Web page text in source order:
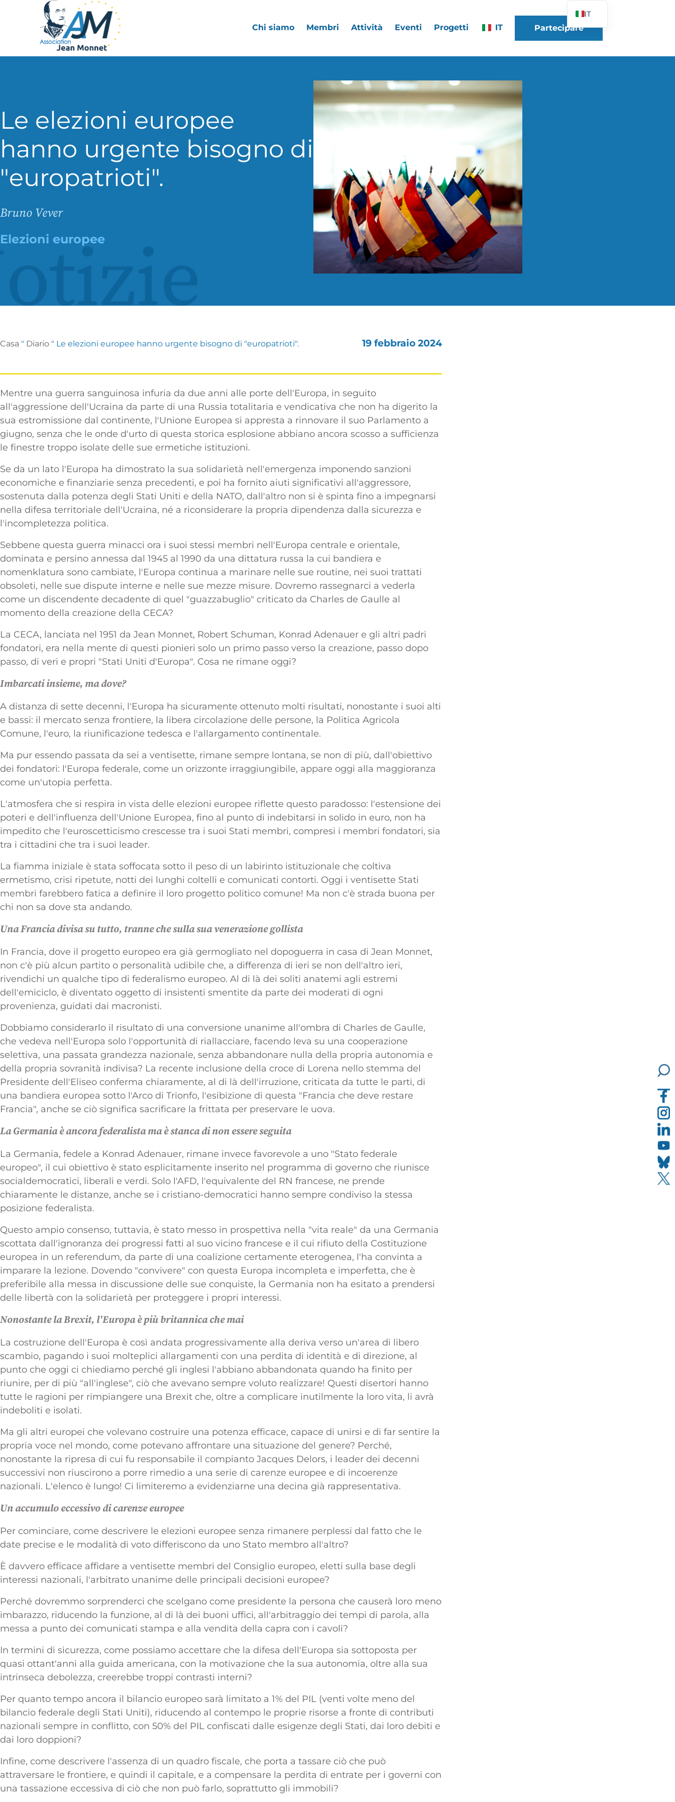
Chi siamo Membri Attività Eventi Progetti IT Partecipare
Le elezioni europee
hanno urgente bisogno di
"europatrioti".
Bruno Vever
Elezioni europee
Casa " Diario " Le elezioni europee hanno urgente bisogno di "europatrioti". 19 febbraio 2024
Mentre una guerra sanguinosa infuria da due anni alle porte dell'Europa, in seguito
all'aggressione dell'Ucraina da parte di una Russia totalitaria e vendicativa che non ha digerito la
sua estromissione dal continente, l'Unione Europea si appresta a rinnovare il suo Parlamento a
giugno, senza che le onde d'urto di questa storica esplosione abbiano ancora scosso a sufficienza
le finestre troppo isolate delle sue ermetiche istituzioni.
Se da un lato l'Europa ha dimostrato la sua solidarietà nell'emergenza imponendo sanzioni
economiche e finanziarie senza precedenti, e poi ha fornito aiuti significativi all'aggressore,
sostenuta dalla potenza degli Stati Uniti e della NATO, dall'altro non si è spinta fino a impegnarsi
nella difesa territoriale dell'Ucraina, né a riconsiderare la propria dipendenza dalla sicurezza e
l'incompletezza politica.
Sebbene questa guerra minacci ora i suoi stessi membri nell'Europa centrale e orientale,
dominata e persino annessa dal 1945 al 1990 da una dittatura russa la cui bandiera e
nomenklatura sono cambiate, l'Europa continua a marinare nelle sue routine, nei suoi trattati
obsoleti, nelle sue dispute interne e nelle sue mezze misure. Dovremo rassegnarci a vederla
come un discendente decadente di quel "guazzabuglio" criticato da Charles de Gaulle al
momento della creazione della CECA?
La CECA, lanciata nel 1951 da Jean Monnet, Robert Schuman, Konrad Adenauer e gli altri padri
fondatori, era nella mente di questi pionieri solo un primo passo verso la creazione, passo dopo
passo, di veri e propri "Stati Uniti d'Europa". Cosa ne rimane oggi?
Imbarcati insieme, ma dove?
A distanza di sette decenni, l'Europa ha sicuramente ottenuto molti risultati, nonostante i suoi alti
e bassi: il mercato senza frontiere, la libera circolazione delle persone, la Politica Agricola
Comune, l'euro, la riunificazione tedesca e l'allargamento continentale.
Ma pur essendo passata da sei a ventisette, rimane sempre lontana, se non di più, dall'obiettivo
dei fondatori: l'Europa federale, come un orizzonte irraggiungibile, appare oggi alla maggioranza
come un'utopia perfetta.
L'atmosfera che si respira in vista delle elezioni europee riflette questo paradosso: l'estensione dei
poteri e dell'influenza dell'Unione Europea, fino al punto di indebitarsi in solido in euro, non ha
impedito che l'euroscetticismo crescesse tra i suoi Stati membri, compresi i membri fondatori, sia
tra i cittadini che tra i suoi leader.
La fiamma iniziale è stata soffocata sotto il peso di un labirinto istituzionale che coltiva
ermetismo, crisi ripetute, notti dei lunghi coltelli e comunicati contorti. Oggi i ventisette Stati
membri farebbero fatica a definire il loro progetto politico comune! Ma non c'è strada buona per
chi non sa dove sta andando.
Una Francia divisa su tutto, tranne che sulla sua venerazione gollista
In Francia, dove il progetto europeo era già germogliato nel dopoguerra in casa di Jean Monnet,
non c'è più alcun partito o personalità udibile che, a differenza di ieri se non dell'altro ieri,
rivendichi un qualche tipo di federalismo europeo. Al di là dei soliti anatemi agli estremi
dell'emiciclo, è diventato oggetto di insistenti smentite da parte dei moderati di ogni
provenienza, guidati dai macronisti.
Dobbiamo considerarlo il risultato di una conversione unanime all'ombra di Charles de Gaulle,
che vedeva nell'Europa solo l'opportunità di riallacciare, facendo leva su una cooperazione
selettiva, una passata grandezza nazionale, senza abbandonare nulla della propria autonomia e
della propria sovranità indivisa? La recente inclusione della croce di Lorena nello stemma del
Presidente dell'Eliseo conferma chiaramente, al di là dell'irruzione, criticata da tutte le parti, di
una bandiera europea sotto l'Arco di Trionfo, l'esibizione di questa "Francia che deve restare
Francia", anche se ciò significa sacrificare la frittata per preservare le uova.
La Germania è ancora federalista ma è stanca di non essere seguita
La Germania, fedele a Konrad Adenauer, rimane invece favorevole a uno "Stato federale
europeo", il cui obiettivo è stato esplicitamente inserito nel programma di governo che riunisce
socialdemocratici, liberali e verdi. Solo l'AFD, l'equivalente del RN francese, ne prende
chiaramente le distanze, anche se i cristiano-democratici hanno sempre condiviso la stessa
posizione federalista.
Questo ampio consenso, tuttavia, è stato messo in prospettiva nella "vita reale" da una Germania
scottata dall'ignoranza dei progressi fatti al suo vicino francese e il cui rifiuto della Costituzione
europea in un referendum, da parte di una coalizione certamente eterogenea, l'ha convinta a
imparare la lezione. Dovendo "convivere" con questa Europa incompleta e imperfetta, che è
preferibile alla messa in discussione delle sue conquiste, la Germania non ha esitato a prendersi
delle libertà con la solidarietà per proteggere i propri interessi.
Nonostante la Brexit, l'Europa è più britannica che mai
La costruzione dell'Europa è così andata progressivamente alla deriva verso un'area di libero
scambio, pagando i suoi molteplici allargamenti con una perdita di identità e di direzione, al
punto che oggi ci chiediamo perché gli inglesi l'abbiano abbandonata quando ha finito per
riunire, per di più "all'inglese", ciò che avevano sempre voluto realizzare! Questi disertori hanno
tutte le ragioni per rimpiangere una Brexit che, oltre a complicare inutilmente la loro vita, li avrà
indeboliti e isolati.
Ma gli altri europei che volevano costruire una potenza efficace, capace di unirsi e di far sentire la
propria voce nel mondo, come potevano affrontare una situazione del genere? Perché,
nonostante la ripresa di cui fu responsabile il compianto Jacques Delors, i leader dei decenni
successivi non riuscirono a porre rimedio a una serie di carenze europee e di incoerenze
nazionali. L'elenco è lungo! Ci limiteremo a evidenziarne una decina già rappresentativa.
Un accumulo eccessivo di carenze europee
Per cominciare, come descrivere le elezioni europee senza rimanere perplessi dal fatto che le
date precise e le modalità di voto differiscono da uno Stato membro all'altro?
È davvero efficace affidare a ventisette membri del Consiglio europeo, eletti sulla base degli
interessi nazionali, l'arbitrato unanime delle principali decisioni europee?
Perché dovremmo sorprenderci che scelgano come presidente la persona che causerà loro meno
imbarazzo, riducendo la funzione, al di là dei buoni uffici, all'arbitraggio dei tempi di parola, alla
messa a punto dei comunicati stampa e alla vendita della capra con i cavoli?
In termini di sicurezza, come possiamo accettare che la difesa dell'Europa sia sottoposta per
quasi ottant'anni alla guida americana, con la motivazione che la sua autonomia, oltre alla sua
intrinseca debolezza, creerebbe troppi contrasti interni?
Per quanto tempo ancora il bilancio europeo sarà limitato a 1% del PIL (venti volte meno del
bilancio federale degli Stati Uniti), riducendo al contempo le proprie risorse a fronte di contributi
nazionali sempre in conflitto, con 50% del PIL confiscati dalle esigenze degli Stati, dai loro debiti e
dai loro doppioni?
Infine, come descrivere l'assenza di un quadro fiscale, che porta a tassare ciò che può
attraversare le frontiere, e quindi il capitale, e a compensare la perdita di entrate per i governi con
una tassazione eccessiva di ciò che non può farlo, soprattutto gli immobili?
IT
FR